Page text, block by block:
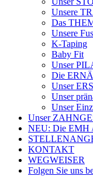
Unsere
Das
Unsere
K-Taping
Baby Fit
Unser
Die
Unser
Unser
Unser
Unser
NEU: Die
KONTAKT
WEGWEISER
Folgen Sie uns